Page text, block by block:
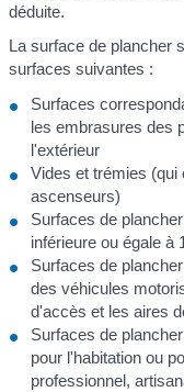
déduite.
La surface de plancher
surfaces suivantes :
Surfaces
les embrasures des
l'extérieur
Vides et trémies
ascenseurs)
Surfaces de
inférieure ou égale à
Surfaces de
des véhicules
d'accès et les aires
Surfaces de
pour l'habitation ou
professionnel,